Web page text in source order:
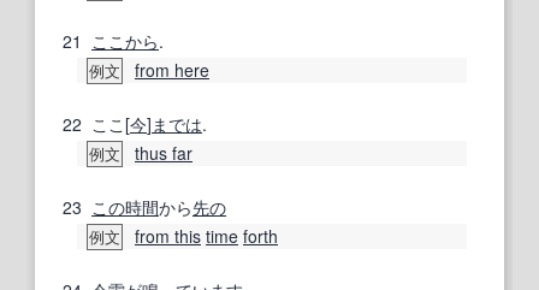
21 ここから.
例文 from here
22 ここ[今] までは.
例文 thus far
23 この時間から先の
例文 from this time forth